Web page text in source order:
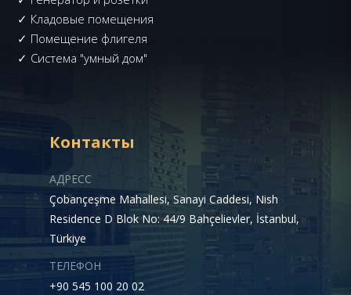
✓ Кладовые помещения
✓ Помещение флигеля
✓ Система "умный дом"
Контакты
АДРЕСС
Çobançeşme Mahallesi, Sanayi Caddesi, Nish
Residence D Blok No: 44/9 Bahçelievler, İstanbul,
Türkiye
ТЕЛЕФОН
+90 545 100 20 02